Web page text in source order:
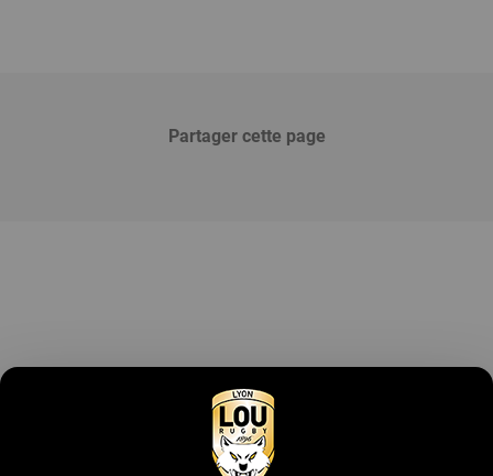
Partager cette page
Contactez-nous